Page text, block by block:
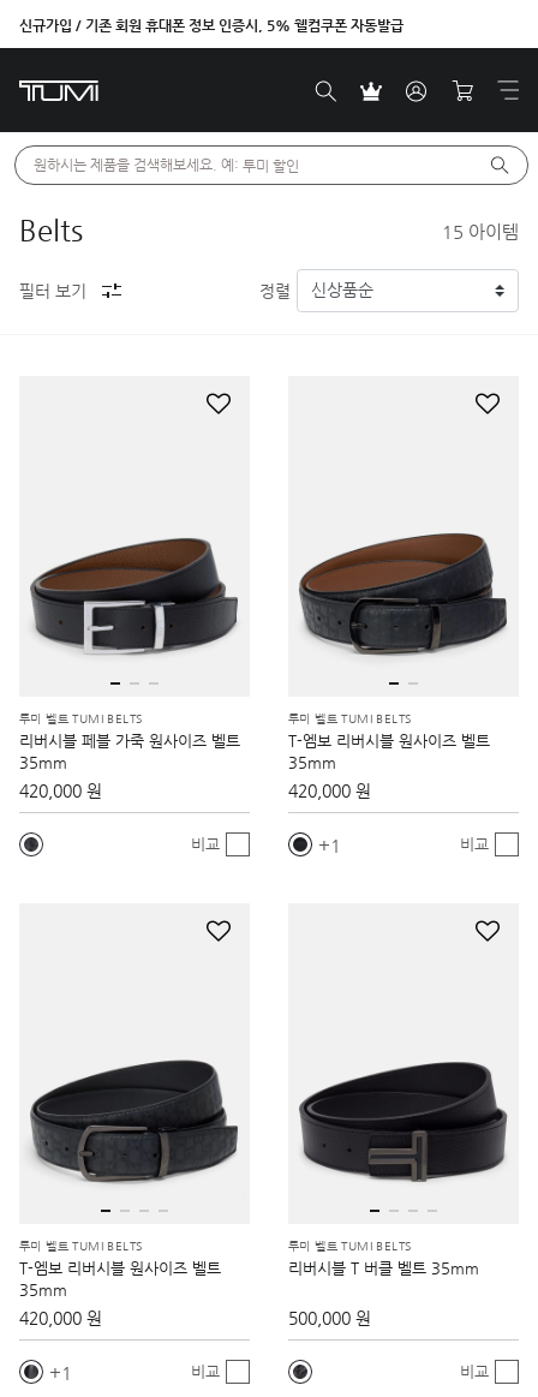
신규가입 / 기존 회원 휴대폰 정보 인증시, 5% 웰컴쿠폰 자동발급
원하시는 제품을 검색해보세요. 예: 투미 할인
Belts 15 아이템
필터 보기 정렬
투미 벨트 TUMI BELTS
리버시블 페블 가죽 원사이즈 벨트
35mm
420,000 원
비교
투미 벨트 TUMI BELTS
T-엠보 리버시블 원사이즈 벨트
35mm
420,000 원
1 비교
투미 벨트 TUMI BELTS
T-엠보 리버시블 원사이즈 벨트
35mm
420,000 원
1 비교
투미 벨트 TUMI BELTS
리버시블 T 버클 벨트 35mm
500,000 원
비교